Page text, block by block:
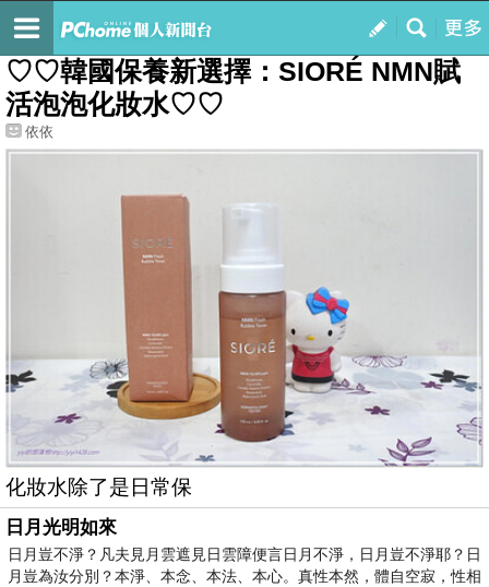
我的
最新文章
♡♡韓國保養新選擇：SIORÉ NMN賦
活泡泡化妝水♡♡
依依
化妝水除了是日常保
日月光明如來
日月豈不淨？凡夫見月雲遮見日雲障便言日月不淨，日月豈不淨耶？日
月豈為汝分別？本淨、本念、本法、本心。真性本然，體自空寂，性相